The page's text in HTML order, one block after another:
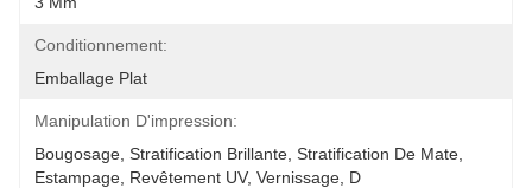
Conditionnement:
Emballage Plat
Manipulation D'impression:
Bougosage, Stratification Brillante, Stratification De Mate,
Estampage, Revêtement UV, Vernissage, D